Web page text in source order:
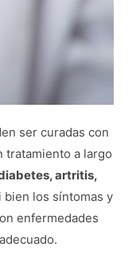
ser curadas con
tratamiento a largo
artritis,
bien los síntomas y
enfermedades